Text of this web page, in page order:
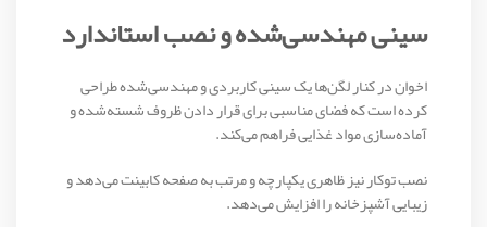
سینی مهندسی‌شده و نصب استاندارد
اخوان در کنار لگن‌ها یک سینی کاربردی و مهندسی‌شده طراحی
کرده است که فضای مناسبی برای قرار دادن ظروف شسته‌شده و
آماده‌سازی مواد غذایی فراهم می‌کند.
نصب توکار نیز ظاهری یکپارچه و مرتب به صفحه کابینت می‌دهد و
زیبایی آشپزخانه را افزایش می‌دهد.